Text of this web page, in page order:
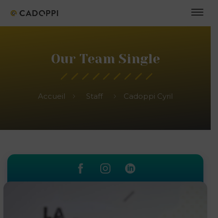
Our Team Single
Accueil Staff Cadoppi Cyril